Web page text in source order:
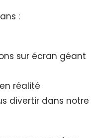
:
sur écran géant
réalité
divertir dans notre